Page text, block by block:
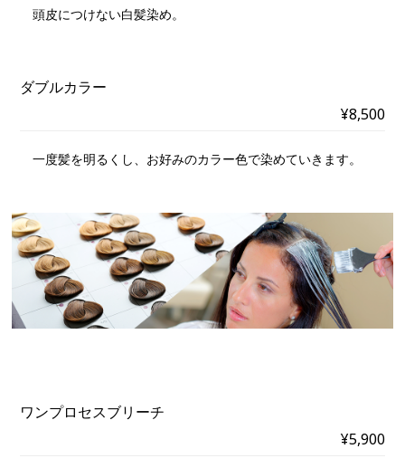
頭皮につけない白髪染め。
ダブルカラー
¥8,500
一度髪を明るくし、お好みのカラー色で染めていきます。
ワンプロセスブリーチ
¥5,900